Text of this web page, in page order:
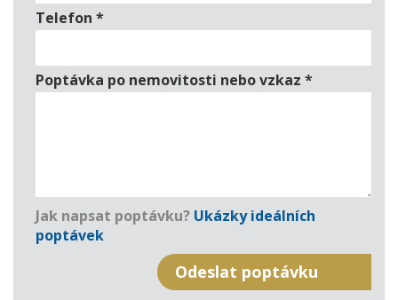
Telefon *
Poptávka po nemovitosti nebo vzkaz *
Jak napsat poptávku? Ukázky ideálních
poptávek